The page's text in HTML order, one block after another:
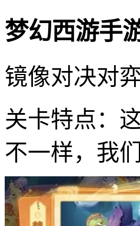
梦幻西游手
镜像对决对
关卡特点：
不一样，我